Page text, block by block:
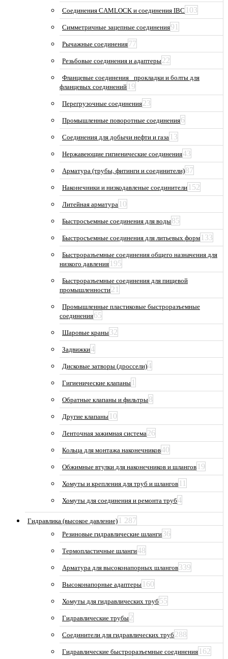
Соединения CAMLOCK и соединения IBC 103
Симметричные зацепные соединения91
Рычажные соединения77
Резьбовые соединения и адаптеры22
Фланцевые соединения_ прокладки и болты для
фланцевых соединений 19
Перегрузочные соединения23
Промышленные поворотные соединения6
Соединения для добычи нефти и газа 13
Нержавеющие гигиенические соединения43
Арматура (трубы, фитинги и соединители)87
Наконечники и низкодавленые соединители 152
Литейная арматура 10
Быстросъемные соединения для воды85
Быстросъемные соединения для литьевых форм 133
Быстроразъемные соединения общего назначения для
низкого давления 195
Быстроразъемные соединения для пищевой
промышленности21
Промышленные пластиковые быстроразъемные
соединения65
Шаровые краны32
Задвижки4
Дисковые затворы (дроссели)4
Гигиенические клапаны 1
Обратные клапаны и фильтры8
Другие клапаны 10
Ленточная зажимная система26
Кольца для монтажа наконечников40
Обжимные втулки для наконечников и шлангов 19
Хомуты и крепления для труб и шлангов 11
Хомуты для соединения и ремонта труб4
Гидравлика (высокое давление) 1 287
Резиновые гидравлические шланги36
Термопластичные шланги48
Арматура для высоконапорных шлангов339
Высоконапорные адаптеры 160
Хомуты для гидравлических труб 55
Гидравлические трубы2
Соединители для гидравлических труб 288
Гидравлические быстроразъемные соединения 162